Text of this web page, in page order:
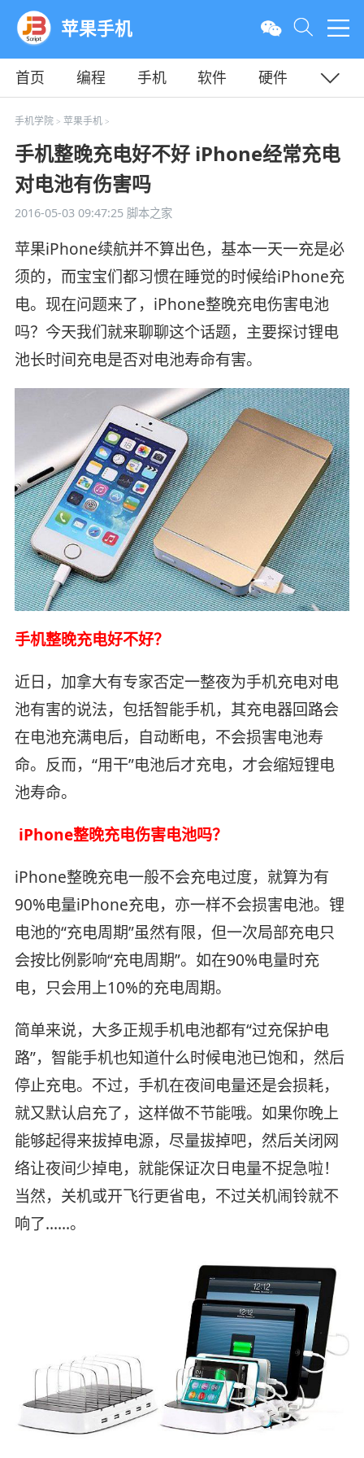
苹果手机
首页 编程 手机 软件
硬件
教程
平面
手机学院> 苹果手机>
手机整晚充电好不好 iPhone经常充电
对电池有伤害吗
2016-05-03 09:47:25脚本之家
苹果iPhone续航并不算出色，基本一天一充是必
须的，而宝宝们都习惯在睡觉的时候给iPhone充
电。现在问题来了，iPhone整晚充电伤害电池
吗？今天我们就来聊聊这个话题，主要探讨锂电
池长时间充电是否对电池寿命有害。
手机整晚充电好不好？
近日，加拿大有专家否定一整夜为手机充电对电
池有害的说法，包括智能手机，其充电器回路会
在电池充满电后，自动断电，不会损害电池寿
命。反而，“用干”电池后才充电，才会缩短锂电
池寿命。
iPhone整晚充电伤害电池吗？
iPhone整晚充电一般不会充电过度，就算为有
90%电量iPhone充电，亦一样不会损害电池。锂
电池的“充电周期”虽然有限，但一次局部充电只
会按比例影响“充电周期”。如在90%电量时充
电，只会用上10%的充电周期。
简单来说，大多正规手机电池都有“过充保护电
路”，智能手机也知道什么时候电池已饱和，然后
停止充电。不过，手机在夜间电量还是会损耗，
就又默认启充了，这样做不节能哦。如果你晚上
能够起得来拔掉电源，尽量拔掉吧，然后关闭网
络让夜间少掉电，就能保证次日电量不捉急啦！
当然，关机或开飞行更省电，不过关机闹铃就不
响了……。